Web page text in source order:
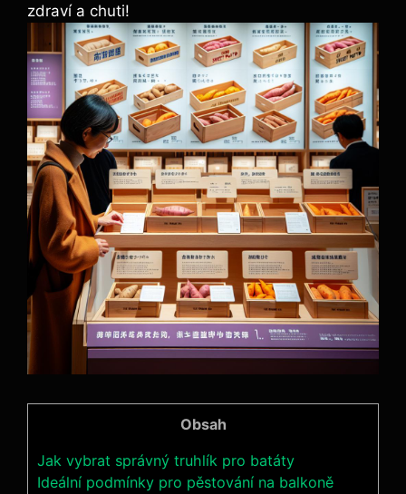
zdraví a⁣ chuti!
Obsah
Jak vybrat správný truhlík pro batáty
Ideální podmínky ‌pro pěstování ‌na balkoně